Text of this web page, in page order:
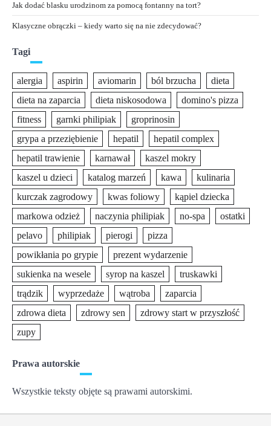
Jak dodać blasku urodzinom za pomocą fontanny na tort?
Klasyczne obrączki – kiedy warto się na nie zdecydować?
Tagi
alergia aspirin aviomarin ból brzucha
dieta
dieta na zaparcia
dieta niskosodowa
domino's pizza
fitness
garnki philipiak
groprinosin
grypa a przeziębienie
hepatil
hepatil complex
hepatil trawienie
karnawał
kaszel mokry
kaszel u dzieci
katalog marzeń kawa
kulinaria
kurczak zagrodowy
kwas foliowy
kąpiel dziecka
markowa odzież
naczynia philipiak no-spa
ostatki
pelavo
philipiak pierogi
pizza
powikłania po grypie
prezent wydarzenie
sukienka na wesele
syrop na kaszel
truskawki
trądzik
wyprzedaże wątroba
zaparcia
zdrowa dieta
zdrowy sen
zdrowy start w przyszłość
zupy
Prawa autorskie
Wszystkie teksty objęte są prawami autorskimi.